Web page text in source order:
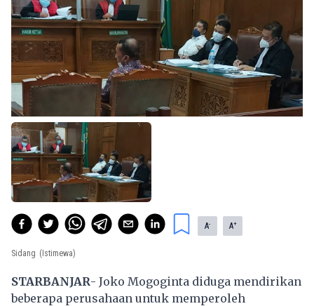
A- A+
Sidang (Istimewa)
STARBANJAR- Joko Mogoginta diduga mendirikan
beberapa perusahaan untuk memperoleh